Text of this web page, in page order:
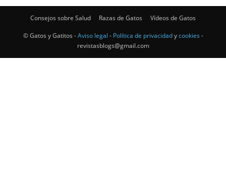
Razas
Consejos sobre Salud Razas de Gatos Vídeos de Gatos
© Gatos y Gatitos -Aviso legal - Política de privacidadycookies -
revistasblogs@gmail.com